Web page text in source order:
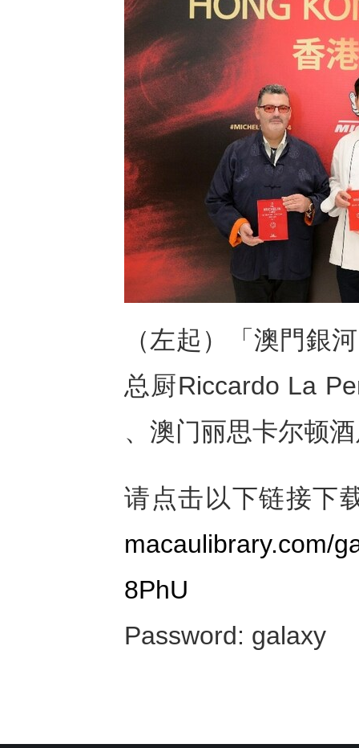
（左起）「澳門銀
总厨Riccardo La
、澳门丽思卡尔顿
请点击以下链接下
macaulibrary.com/
8PhU
Password: galaxy